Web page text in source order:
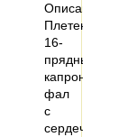
Описание:
Плетеный
16-
прядный
капроновый
фал
с
сердечником